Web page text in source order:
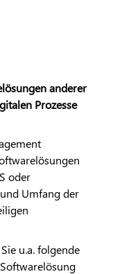
anderer
Prozesse
oder
Umfang der
u.a. folgende